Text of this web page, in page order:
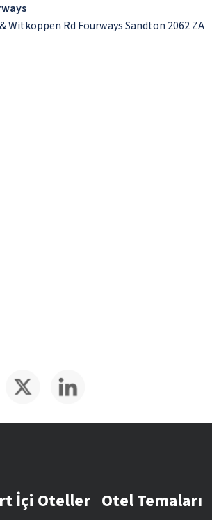
Witkoppen Rd Fourways Sandton 2062 ZA
İçi Oteller Otel Temaları